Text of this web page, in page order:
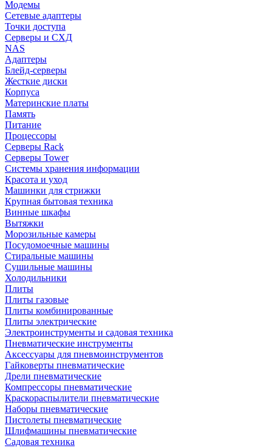
Модемы
Сетевые адаптеры
Точки доступа
Серверы и СХД
NAS
Адаптеры
Блейд-серверы
Жесткие диски
Корпуса
Материнские платы
Память
Питание
Процессоры
Серверы Rack
Серверы Tower
Системы хранения информации
Красота и уход
Машинки для стрижки
Крупная бытовая техника
Винные шкафы
Вытяжки
Морозильные камеры
Посудомоечные машины
Стиральные машины
Сушильные машины
Холодильники
Плиты
Плиты газовые
Плиты комбинированные
Плиты электрические
Электроинструменты и садовая техника
Пневматические инструменты
Аксессуары для пневмоинструментов
Гайковерты пневматические
Дрели пневматические
Компрессоры пневматические
Краскораспылители пневматические
Наборы пневматические
Пистолеты пневматические
Шлифмашины пневматические
Садовая техника